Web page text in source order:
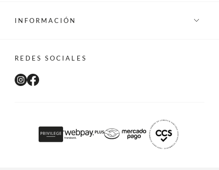
INFORMACIÓN
REDES SOCIALES